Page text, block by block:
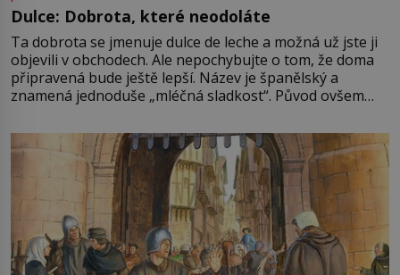
Dulce: Dobrota, které neodoláte
Ta dobrota se jmenuje dulce de leche a možná už jste ji
objevili v obchodech. Ale nepochybujte o tom, že doma
připravená bude ještě lepší. Název je španělský a
znamená jednoduše „mléčná sladkost“. Původ ovšem
pře hned několik latinskoamerických zemí a k tomu
Francie, kde se traduje,